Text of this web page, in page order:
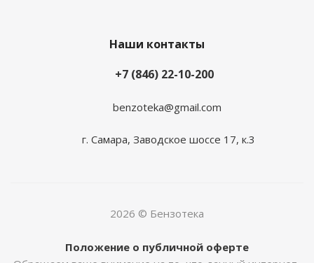
Наши контакты
+7 (846) 22-10-200
benzoteka@gmail.com
г. Самара, Заводское шоссе 17, к.3
2026 © Бензотека
Положение о публичной оферте